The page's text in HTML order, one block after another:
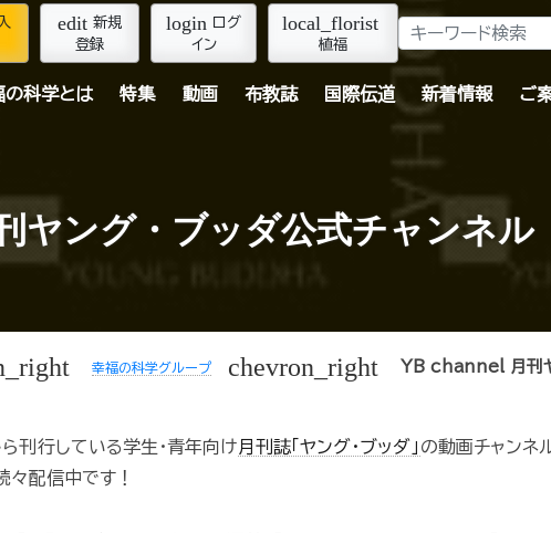
入
edit 新規
登録
login ログ
イン
local_florist
植福
の科学とは 特集 動画 布教誌 国際伝道 新着情報 ご
ヤング・ブッダ公式チャンネル
幸福の科学グループ chevron_right
YB channel 月刊ヤ
刊行している学生・青年向け月刊誌「ヤング・ブッダ」 の動画チャンネ
々配信中です！